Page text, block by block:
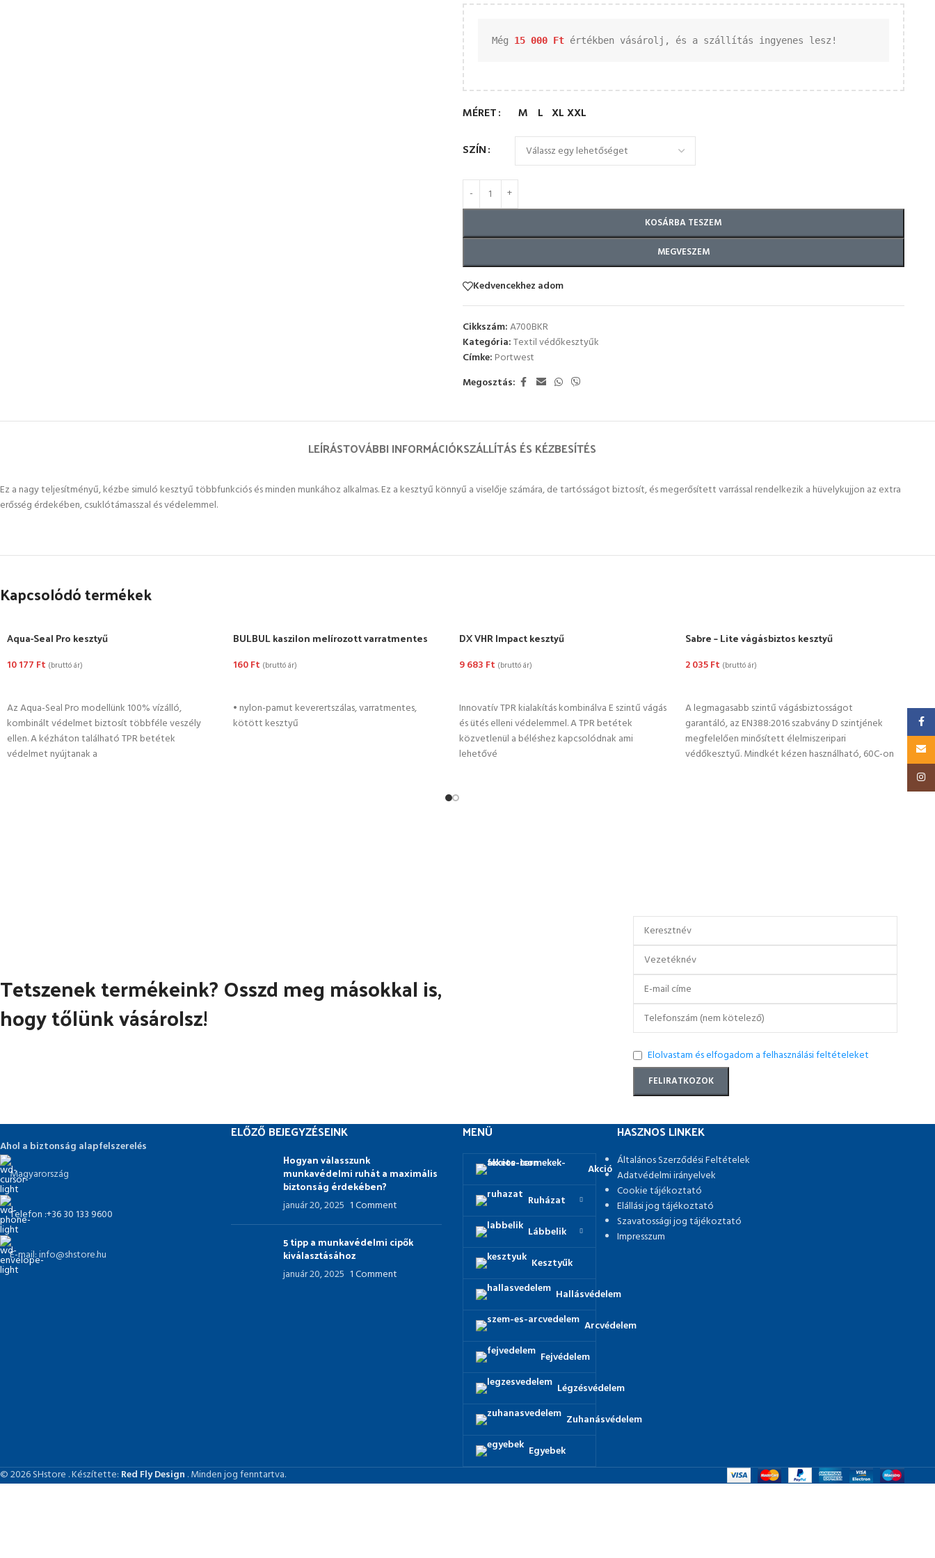
Még 15 000 Ft értékben vásárolj, és a szállítás ingyenes lesz!
MÉRET M L XLXXL
SZÍN
KOSÁRBA TESZEM
MEGVESZEM
Kedvencekhez adom
Cikkszám:A700BKR
Kategória:Textil védőkesztyűk
Címke: Portwest
Megosztás:
LEÍRÁSTOVÁBBI INFORMÁCIÓKSZÁLLÍTÁS ÉS KÉZBESÍTÉS
Ez a nagy teljesítményű, kézbe simuló kesztyű többfunkciós és minden munkához alkalmas. Ez a kesztyű könnyű a viselője számára, de tartósságot biztosít, és megerősített varrással rendelkezik a hüvelykujjon az extra
erősség érdekében, csuklótámasszal és védelemmel.
Kapcsolódó termékek
Aqua-Seal Pro kesztyű
10 177 Ft (bruttó ár)
Az Aqua-Seal Pro modellünk 100% vízálló,
kombinált védelmet biztosít többféle veszély
ellen. A kézháton található TPR betétek
védelmet nyújtanak a
BULBUL kaszilon melírozott varratmentes
160Ft (bruttó ár)
• nylon-pamut keverertszálas, varratmentes,
kötött kesztyű
DX VHR Impact kesztyű
9 683 Ft (bruttó ár)
Innovatív TPR kialakítás kombinálva E szintű vágás
és ütés elleni védelemmel. A TPR betétek
közvetlenül a béléshez kapcsolódnak ami
lehetővé
Sabre – Lite vágásbiztos kesztyű
2 035Ft (bruttó ár)
A legmagasabb szintű vágásbiztosságot
garantáló, az EN388:2016 szabvány D szintjének
megfelelően minősített élelmiszeripari
védőkesztyű. Mindkét kézen használható, 60C-on
Tetszenek termékeink? Osszd meg másokkal is,
hogy tőlünk vásárolsz!
Elolvastam és elfogadom a felhasználási feltételeket
Ahol a biztonság alapfelszerelés
Magyarország
Telefon :+36 30 133 9600
E-mail: info@shstore.hu
ELŐZŐ BEJEGYZÉSEINK
Hogyan válasszunk
munkavédelmi ruhát a maximális
biztonság érdekében?
január 20, 2025 1 Comment
5 tipp a munkavédelmi cipők
kiválasztásához
január 20, 2025 1 Comment
MENÜ
Akció
Ruházat
Lábbelik
Kesztyűk
Hallásvédelem
Arcvédelem
Fejvédelem
Légzésvédelem
Zuhanásvédelem
Egyebek
HASZNOS LINKEK
Általános Szerződési Feltételek
Adatvédelmi irányelvek
Cookie tájékoztató
Elállási jog tájékoztató
Szavatossági jog tájékoztató
Impresszum
© 2026 SHstore . Készítette: Red Fly Design . Minden jog fenntartva.
Email